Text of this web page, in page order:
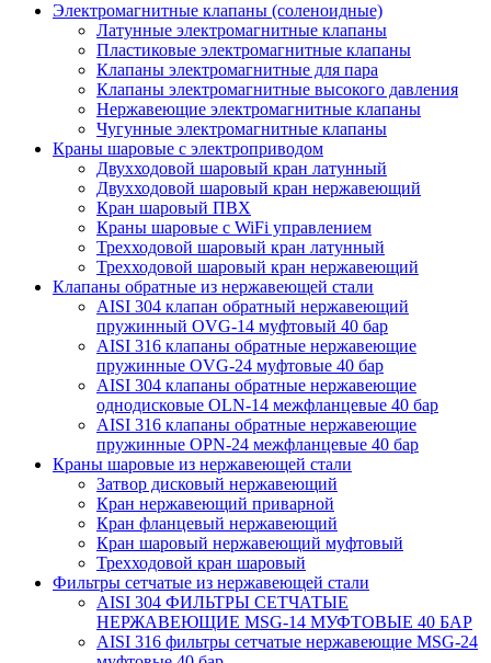
Электромагнитные клапаны (соленоидные)
Латунные электромагнитные клапаны
Пластиковые электромагнитные клапаны
Клапаны электромагнитные для пара
Клапаны электромагнитные высокого давления
Нержавеющие электромагнитные клапаны
Чугунные электромагнитные клапаны
Краны шаровые с электроприводом
Двухходовой шаровый кран латунный
Двухходовой шаровый кран нержавеющий
Кран шаровый ПВХ
Краны шаровые с WiFi управлением
Трехходовой шаровый кран латунный
Трехходовой шаровый кран нержавеющий
Клапаны обратные из нержавеющей стали
AISI 304 клапан обратный нержавеющий
пружинный OVG-14 муфтовый 40 бар
AISI 316 клапаны обратные нержавеющие
пружинные OVG-24 муфтовые 40 бар
AISI 304 клапаны обратные нержавеющие
однодисковые OLN-14 межфланцевые 40 бар
AISI 316 клапаны обратные нержавеющие
пружинные OPN-24 межфланцевые 40 бар
Краны шаровые из нержавеющей стали
Затвор дисковый нержавеющий
Кран нержавеющий приварной
Кран фланцевый нержавеющий
Кран шаровый нержавеющий муфтовый
Трехходовой кран шаровый
Фильтры сетчатые из нержавеющей стали
AISI 304 ФИЛЬТРЫ СЕТЧАТЫЕ
НЕРЖАВЕЮЩИЕ MSG-14 МУФТОВЫЕ 40 БАР
AISI 316 фильтры сетчатые нержавеющие MSG-24